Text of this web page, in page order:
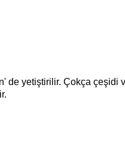
de yetiştirilir. Çokça çeşidi